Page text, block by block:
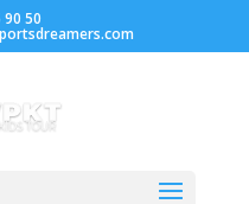
90 50